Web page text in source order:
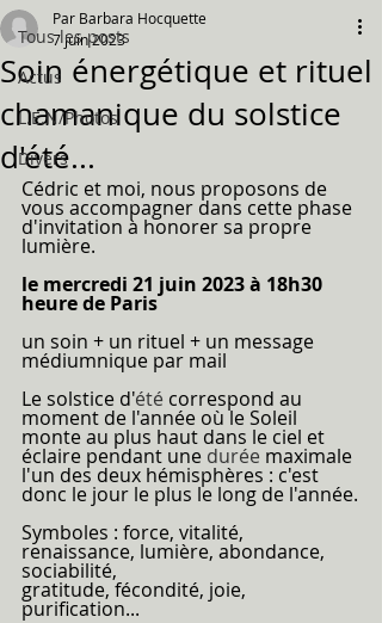
Tous les posts
Actus
L.E.N/Photos
Divers
Soin énergétique et rituel
chamanique du solstice
d'été...
Par Barbara Hocquette
7 juin 2023
Cédric et moi, nous proposons de
vous accompagner dans cette phase
d'invitation à honorer sa propre
lumière.
le mercredi 21 juin 2023 à 18h30
heure de Paris
un soin + un rituel + un message
médiumnique par mail
Le solstice d'été correspond au
moment de l'année où le Soleil
monte au plus haut dans le ciel et
éclaire pendant une durée maximale
l'un des deux hémisphères : c'est
donc le jour le plus le long de l'année.
Symboles : force, vitalité,
renaissance, lumière, abondance,
sociabilité,
gratitude, fécondité, joie,
purification...